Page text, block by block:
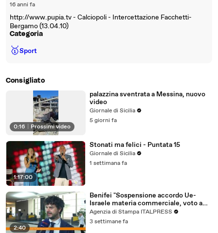
16 anni fa
http://www.pupia.tv - Calciopoli - Intercettazione Facchetti-
Bergamo (13.04.10)
Categoria
🥇Sport
Consigliato
0:16 Prossimi video
palazzina sventrata a Messina, nuovo
video
Giornale di Sicilia
5 giorni fa
1:17:00
Stonati ma felici - Puntata 15
Giornale di Sicilia
1 settimana fa
2:40
Benifei "Sospensione accordo Ue-
Israele materia commerciale, voto a
maggioranza"
Agenzia di Stampa ITALPRESS
3 settimane fa